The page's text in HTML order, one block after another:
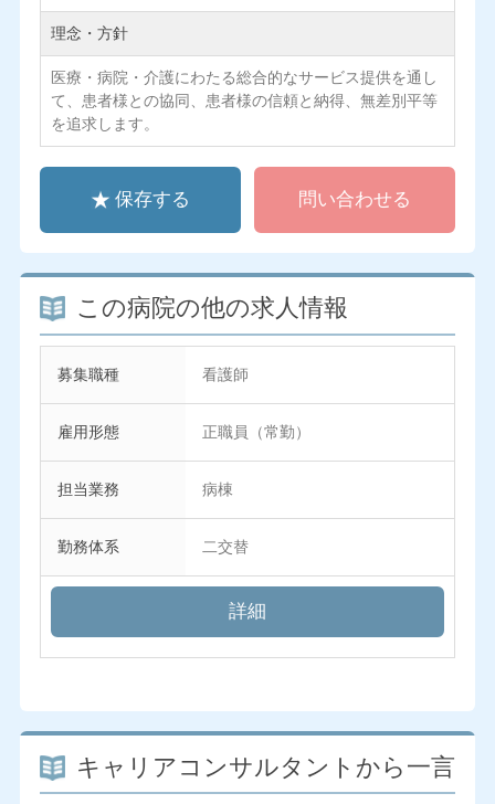
理念・方針
医療・病院・介護にわたる総合的なサービス提供を通し
て、患者様との協同、患者様の信頼と納得、無差別平等
を追求します。
保存する 問い合わせる
この病院の他の求人情報
募集職種 看護師
雇用形態 正職員（常勤）
担当業務 病棟
勤務体系 二交替
詳細
キャリアコンサルタントから一言